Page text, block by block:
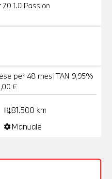
1.0 Passion
per 48 mesi TAN 9,95%
€
add_road81.500 km
settingsManuale